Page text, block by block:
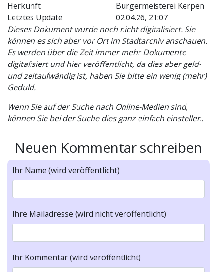
Herkunft
Bürgermeisterei Kerpen
Letztes Update
02.04.26, 21:07
Dieses Dokument wurde noch nicht digitalisiert. Sie
können es sich aber vor Ort im Stadtarchiv anschauen.
Es werden über die Zeit immer mehr Dokumente
digitalisiert und hier veröffentlicht, da dies aber geld-
und zeitaufwändig ist, haben Sie bitte ein wenig (mehr)
Geduld.
Wenn Sie auf der Suche nach Online-Medien sind,
können Sie bei der Suche dies ganz einfach einstellen.
Neuen Kommentar schreiben
Ihr Name (wird veröffentlicht)
Ihre Mailadresse (wird nicht veröffentlicht)
Ihr Kommentar (wird veröffentlicht)